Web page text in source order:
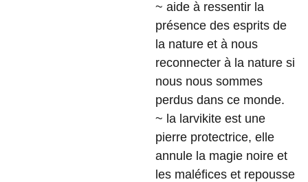
~ aide à ressentir la
présence des esprits de
la nature et à nous
reconnecter à la nature si
nous nous sommes
perdus dans ce monde.
~ la larvikite est une
pierre protectrice, elle
annule la magie noire et
les maléfices et repousse